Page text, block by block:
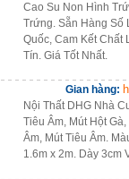
Cao Su Non Hình
Trứng. Sẵn Hàng Số
Quốc, Cam Kết
Tín. Giá Tốt Nhất.
Gian hàng:
Nội Thất DHG Nhà
Tiêu Âm, Mút Hột
Âm, Mút Tiêu Âm.
1.6m x 2m. Dày 3cm